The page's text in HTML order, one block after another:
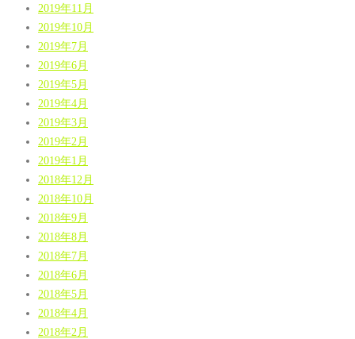
2019年11月
2019年10月
2019年7月
2019年6月
2019年5月
2019年4月
2019年3月
2019年2月
2019年1月
2018年12月
2018年10月
2018年9月
2018年8月
2018年7月
2018年6月
2018年5月
2018年4月
2018年2月